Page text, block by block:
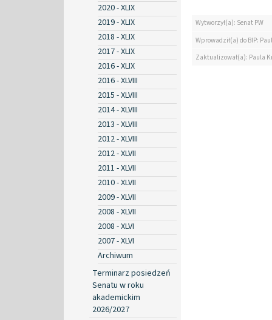
2020 - XLIX
2019 - XLIX
2018 - XLIX
2017 - XLIX
2016 - XLIX
2016 - XLVIII
2015 - XLVIII
2014 - XLVIII
2013 - XLVIII
2012 - XLVIII
2012 - XLVII
2011 - XLVII
2010 - XLVII
2009 - XLVII
2008 - XLVII
2008 - XLVI
2007 - XLVI
Archiwum
Terminarz posiedzeń
Senatu w roku
akademickim
2026/2027
Wytworzył(a): Senat PW
Wprowadził(a) do BIP:
Zaktualizował(a): Paula